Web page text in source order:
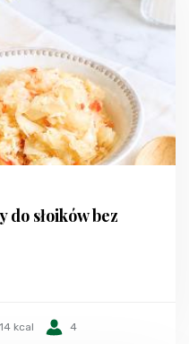
do słoików bez
kcal 4